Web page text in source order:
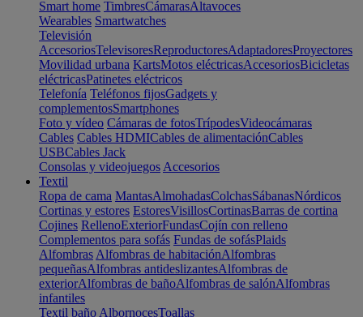
Smart home TimbresCámarasAltavoces
Wearables Smartwatches
Televisión
AccesoriosTelevisoresReproductoresAdaptadoresProyectores
Movilidad urbana KartsMotos eléctricasAccesoriosBicicletas
eléctricasPatinetes eléctricos
Telefonía Teléfonos fijosGadgets y
complementosSmartphones
Foto y vídeo Cámaras de fotosTrípodesVideocámaras
Cables Cables HDMICables de alimentaciónCables
USBCables Jack
Consolas y videojuegos Accesorios
Textil
Ropa de cama MantasAlmohadasColchasSábanasNórdicos
Cortinas y estores EstoresVisillosCortinasBarras de cortina
Cojines RellenoExteriorFundasCojín con relleno
Complementos para sofás Fundas de sofásPlaids
Alfombras Alfombras de habitaciónAlfombras
pequeñasAlfombras antideslizantesAlfombras de
exteriorAlfombras de bañoAlfombras de salónAlfombras
infantiles
Textil baño AlbornocesToallas